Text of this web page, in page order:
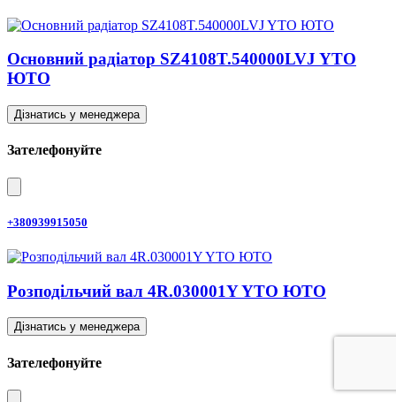
Основний радіатор SZ4108T.540000LVJ YTO
ЮТО
Дізнатись у менеджера
Зателефонуйте
+380939915050
Розподільчий вал 4R.030001Y YTO ЮТО
Дізнатись у менеджера
Зателефонуйте